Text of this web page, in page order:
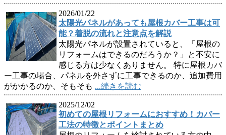
2026/01/22
太陽光パネルがあっても屋根カバー工事は可
能？着脱の流れと注意点を解説
太陽光パネルが設置されていると、「屋根の
リフォームはできるのだろうか？」と不安に
感じる方は少なくありません。 特に屋根カバ
ー工事の場合、パネルを外さずに工事できるのか、追加費用
がかかるのか、そもそも ...続きを読む
2025/12/02
初めての屋根リフォームにおすすめ！カバー
工法の特徴とポイントまとめ